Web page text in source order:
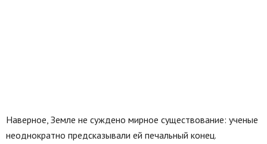
Наверное, Земле не суждено мирное существование: ученые
неоднократно предсказывали ей печальный конец.